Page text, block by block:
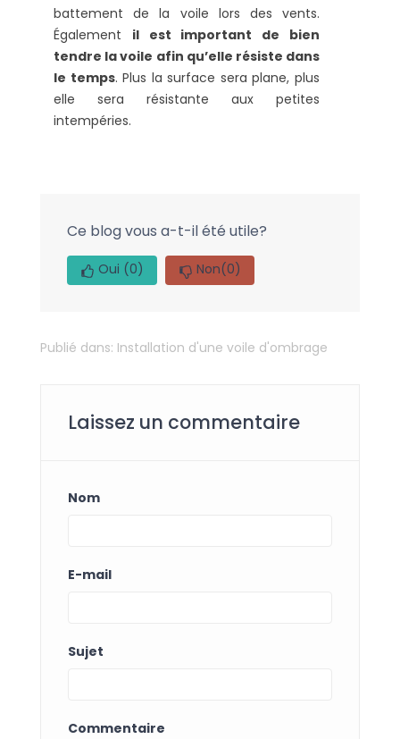
battement de la voile lors des vents.
Également il est important de bien
tendre la voile afin qu’elle résiste dans
le temps. Plus la surface sera plane, plus
elle sera résistante aux petites
intempéries.
Ce blog vous a-t-il été utile?
Oui (0) Non(0)
Publié dans: Installation d'une voile d'ombrage
Laissez un commentaire
Nom
E-mail
Sujet
Commentaire